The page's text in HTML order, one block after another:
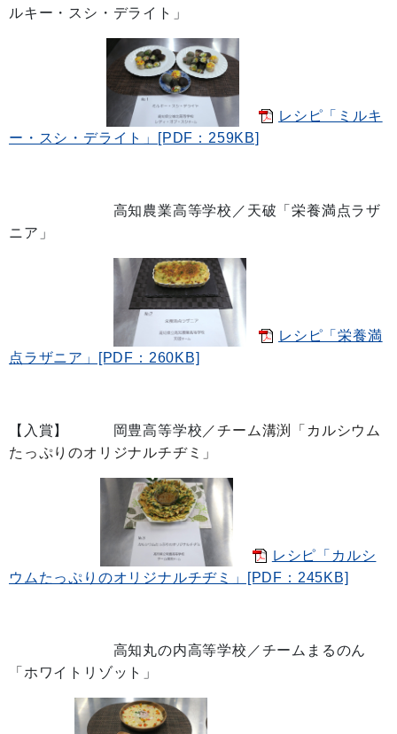
ルキー・スシ・デライト」
レシピ「ミルキ
ー・スシ・デライト」[PDF：259KB]
高知農業高等学校／天破「栄養満点ラザ
ニア」
レシピ「栄養満
点ラザニア」[PDF：260KB]
【入賞】 岡豊高等学校 ／チーム溝渕「カルシウム
たっぷりのオリジナルチヂミ」
レシピ「カルシ
ウムたっぷりのオリジナルチヂミ」[PDF：245KB]
高知丸の内高等学校／チームまるのん
「ホワイトリゾット」